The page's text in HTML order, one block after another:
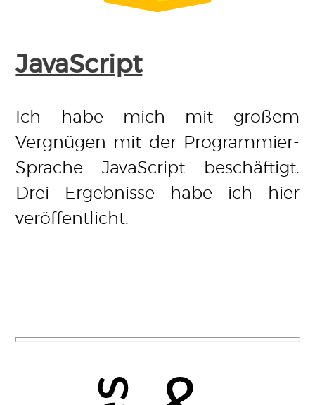
JavaScript
Ich habe mich mit großem
Vergnügen mit der Programmier-
Sprache JavaScript beschäftigt.
Drei Ergebnisse habe ich hier
veröffentlicht.